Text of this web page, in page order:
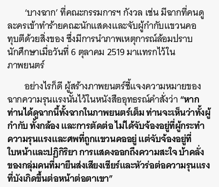
‘บางฉาก’ ที่คณะกรรมการฯ กังวล เช่น มีฉากที่คนดู
ละครเข้าทำร้ายคณะนักแสดงและจับผู้กำกับแขวนคอ
ทุบตีด้วยสิ่งของ ซึ่งมีการนำภาพเหตุการณ์ล้อมปราบ
นักศึกษาเมื่อวันที่ 6 ตุลาคม 2519 มาแทรกไว้ใน
ภาพยนตร์
อย่างไรก็ดี ผู้สร้างภาพยนตร์ชี้แจงความหมายของ
ฉากความรุนแรงนั้นไว้ในหนังสืออุทธรณ์คำสั่งว่า“หาก
ท่านได้ดูฉากนี้ทั้งฉากในภาพยนตร์เต็ม ท่านจะเห็นว่าทั้งผู้
กำกับ ทั้งกล้อง และการตัดต่อ ไม่ได้จับจ้องอยู่ที่ผู้กระทำ
ความรุนแรงและศพที่ถูกแขวนคออยู่ แต่จับจ้องอยู่ที่
ใบหน้าและปฏิกิริยา การแสดงออกถึงความสะใจ บ้าคลั่ง
ของกลุ่มคนที่มายืนส่งเสียงเชียร์และหัวร่อต่อความรุนแรง
ที่บังเกิดขึ้นต่อหน้าต่อตาเขา”